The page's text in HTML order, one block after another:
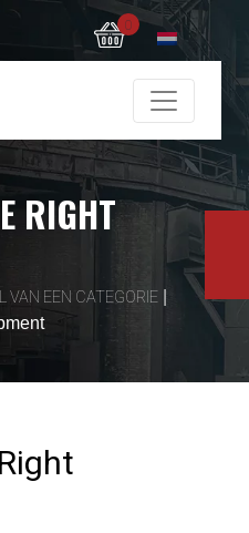
0
RIGHT
VAN EEN CATEGORIE